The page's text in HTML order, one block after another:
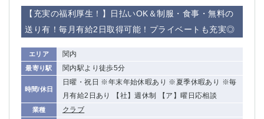
【充実の福利厚生！】日払いOK＆制服・食事・無料の
送り有！毎月有給2日取得可能！プライベートも充実◎
エリア 関内
最寄り駅 関内駅より徒歩5分
時間/休日
日曜・祝日 ※年末年始休暇あり ※夏季休暇あり ※毎
月有給2日あり 【社】週休制 【ア】曜日応相談
業種 クラブ
草加
南浦和
所沢
熊谷
獨協大学前＜草加松原＞ 北浦和（西口）
春日部
蕨
千葉県
船橋